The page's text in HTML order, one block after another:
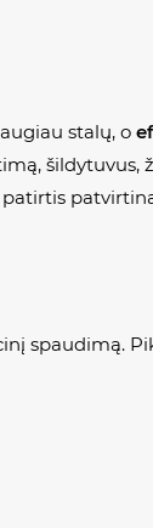
stalų, o
šildytuvus,
patirtis
spaudimą.